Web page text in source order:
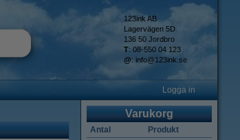
123ink AB
Lagervägen 5D
136 50 Jordbro
T: 08-550 04 123
@: info@123ink.se
Logga in
Varukorg
Antal Produkt